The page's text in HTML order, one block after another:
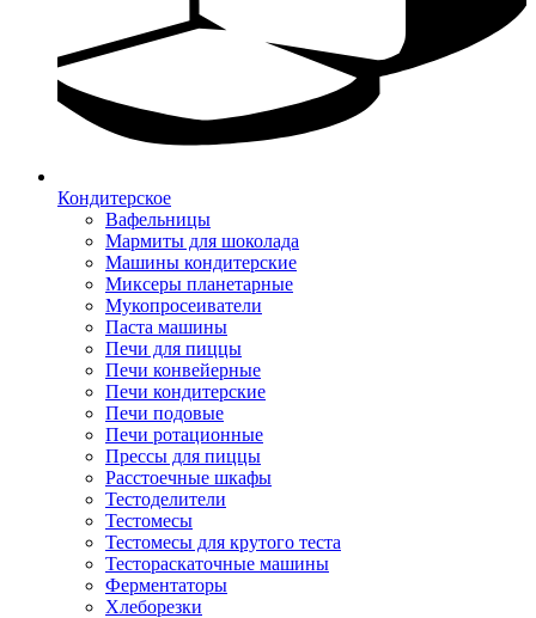
Кондитерское
Вафельницы
Мармиты для шоколада
Машины кондитерские
Миксеры планетарные
Мукопросеиватели
Паста машины
Печи для пиццы
Печи конвейерные
Печи кондитерские
Печи подовые
Печи ротационные
Прессы для пиццы
Расстоечные шкафы
Тестоделители
Тестомесы
Тестомесы для крутого теста
Тестораскаточные машины
Ферментаторы
Хлеборезки